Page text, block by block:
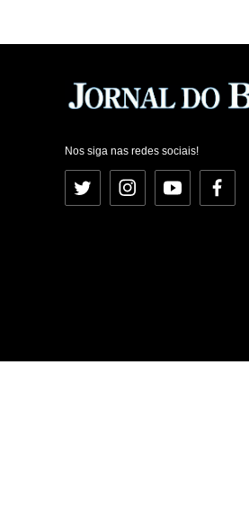
Nos siga nas redes sociais!
Twitter InstagramYouTube